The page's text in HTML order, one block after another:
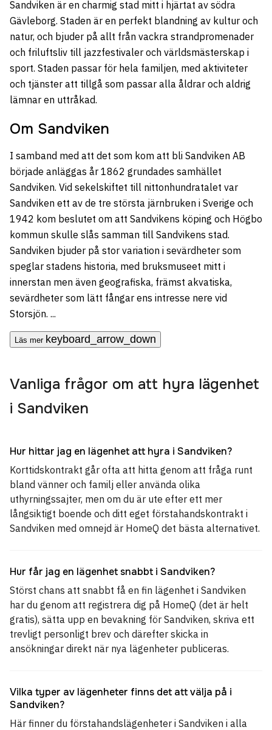
Sandviken är en charmig stad mitt i hjärtat av södra
Gävleborg. Staden är en perfekt blandning av kultur och
natur, och bjuder på allt från vackra strandpromenader
och friluftsliv till jazzfestivaler och världsmästerskap i
sport. Staden passar för hela familjen, med aktiviteter
och tjänster att tillgå som passar alla åldrar och aldrig
lämnar en uttråkad.
Om Sandviken
I samband med att det som kom att bli Sandviken AB
började anläggas år 1862 grundades samhället
Sandviken. Vid sekelskiftet till nittonhundratalet var
Sandviken ett av de tre största järnbruken i Sverige och
1942 kom beslutet om att Sandvikens köping och Högbo
kommun skulle slås samman till Sandvikens stad.
Sandviken bjuder på stor variation i sevärdheter som
speglar stadens historia, med bruksmuseet mitt i
innerstan men även geografiska, främst akvatiska,
sevärdheter som lätt fångar ens intresse nere vid
Storsjön. ...
Läs mer keyboard_arrow_down
Vanliga frågor om att hyra lägenhet
i Sandviken
Hur hittar jag en lägenhet att hyra i Sandviken?
Korttidskontrakt går ofta att hitta genom att fråga runt
bland vänner och familj eller använda olika
uthyrningssajter, men om du är ute efter ett mer
långsiktigt boende och ditt eget förstahandskontrakt i
Sandviken med omnejd är HomeQ det bästa alternativet.
Hur får jag en lägenhet snabbt i Sandviken?
Störst chans att snabbt få en fin lägenhet i Sandviken
har du genom att registrera dig på HomeQ (det är helt
gratis), sätta upp en bevakning för Sandviken, skriva ett
trevligt personligt brev och därefter skicka in
ansökningar direkt när nya lägenheter publiceras.
Vilka typer av lägenheter finns det att välja på i
Sandviken?
Här finner du förstahandslägenheter i Sandviken i alla